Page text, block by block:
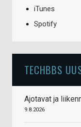
iTunes
Spotify
TECHBBS
Ajotavat ja
9.8.2026